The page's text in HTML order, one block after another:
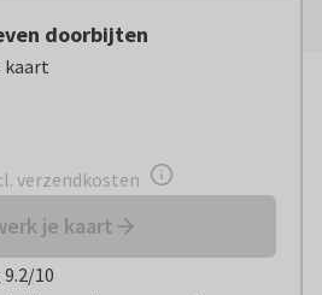
doorbijten
kaart
verzendkosten
je kaart
10